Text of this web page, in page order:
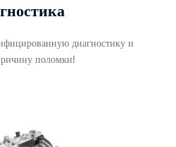
диагностику и
поломки!